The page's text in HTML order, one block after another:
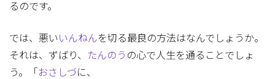
るのです。
では、悪いいんねんを切る最良の方法はなんでしょうか。
それは、ずばり、
たんのう の心で人生を通ることでしょ
う。「 おさしづに、